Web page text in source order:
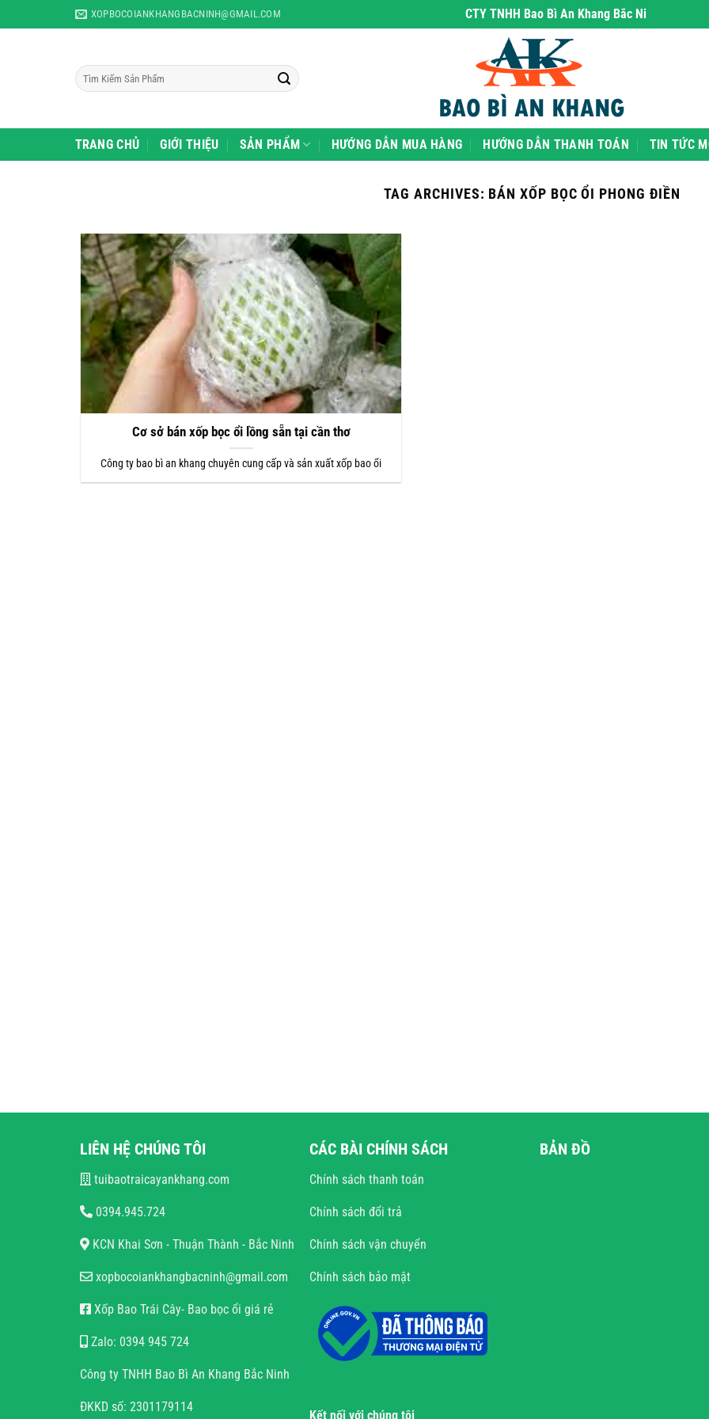
to
XOPBOCOIANKHANGBACNINH@GMAIL.COM CTY TNHH Bao Bì An Khang Bắc Ninh- chuyên
Tìm
kiếm:
TRANG CHỦ GIỚI THIỆU SẢN PHẨM HƯỚNG DẪN MUA HÀNG HƯỚNG DẪN THANH TOÁN TIN TỨC
TAG ARCHIVES: BÁN XỐP BỌC ỔI PHONG ĐIỀN
Cơ sở bán xốp bọc ổi lồng sẵn tại cần thơ
Công ty bao bì an khang chuyên cung cấp và sản xuất xốp bao ổi
LIÊN HỆ CHÚNG TÔI
tuibaotraicayankhang.com
0394.945.724
KCN Khai Sơn - Thuận Thành - Bắc Ninh
xopbocoiankhangbacninh@gmail.com
Xốp Bao Trái Cây- Bao bọc ổi giá rẻ
Zalo: 0394 945 724
Công ty TNHH Bao Bì An Khang Bắc Ninh
ĐKKD số: 2301179114
CÁC BÀI CHÍNH SÁCH
Chính sách thanh toán
Chính sách đổi trả
Chính sách vận chuyển
Chính sách bảo mật
Kết nối với chúng tôi
BẢN ĐỒ